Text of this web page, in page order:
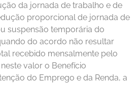
da jornada de trabalho e de
proporcional de jornada de
suspensão temporária do
do acordo não resultar
recebido mensalmente pelo
valor o Benefício
do Emprego e da Renda, a